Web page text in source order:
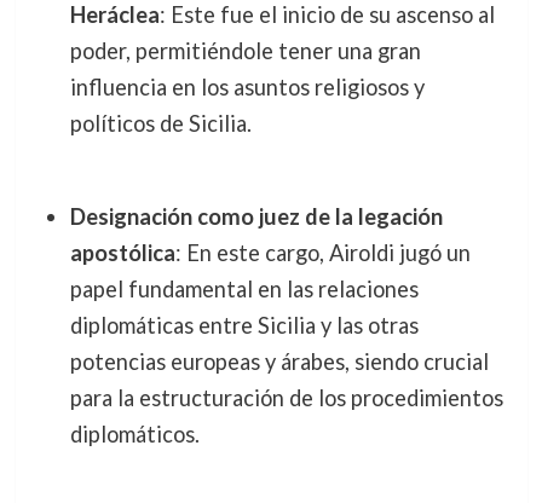
Heráclea: Este fue el inicio de su ascenso al
poder, permitiéndole tener una gran
influencia en los asuntos religiosos y
políticos de Sicilia.
Designación como juez de la legación
apostólica: En este cargo, Airoldi jugó un
papel fundamental en las relaciones
diplomáticas entre Sicilia y las otras
potencias europeas y árabes, siendo crucial
para la estructuración de los procedimientos
diplomáticos.